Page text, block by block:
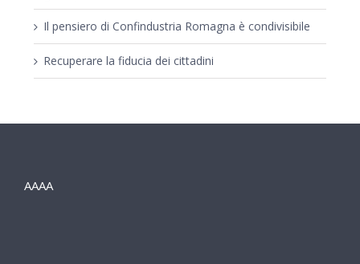
Il pensiero di Confindustria Romagna è condivisibile
Recuperare la fiducia dei cittadini
AAAA